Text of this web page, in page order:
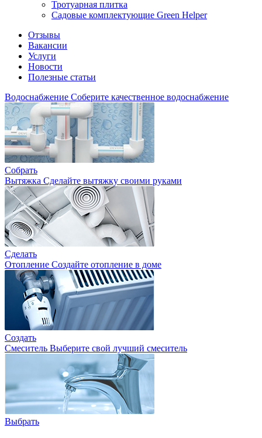
Тротуарная плитка
Садовые комплектующие Green Helper
Отзывы
Вакансии
Услуги
Новости
Полезные статьи
Водоснабжение Соберите качественное водоснабжение
Собрать
Вытяжка Сделайте вытяжку своими руками
Сделать
Отопление Создайте отопление в доме
Создать
Смеситель Выберите свой лучший смеситель
Выбрать